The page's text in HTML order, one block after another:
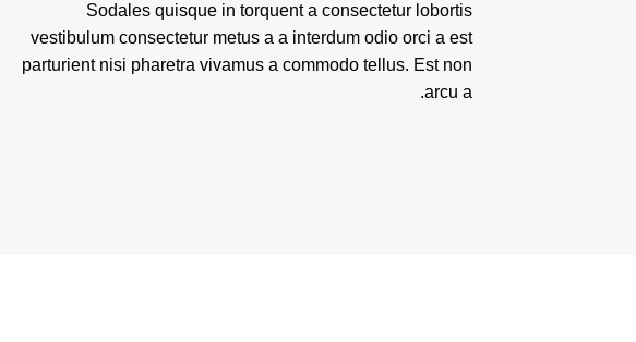
Sodales quisque in torquent a consectetur lobortis
vestibulum consectetur metus a a interdum odio orci a est
parturient nisi pharetra vivamus a commodo tellus. Est non
arcu a.